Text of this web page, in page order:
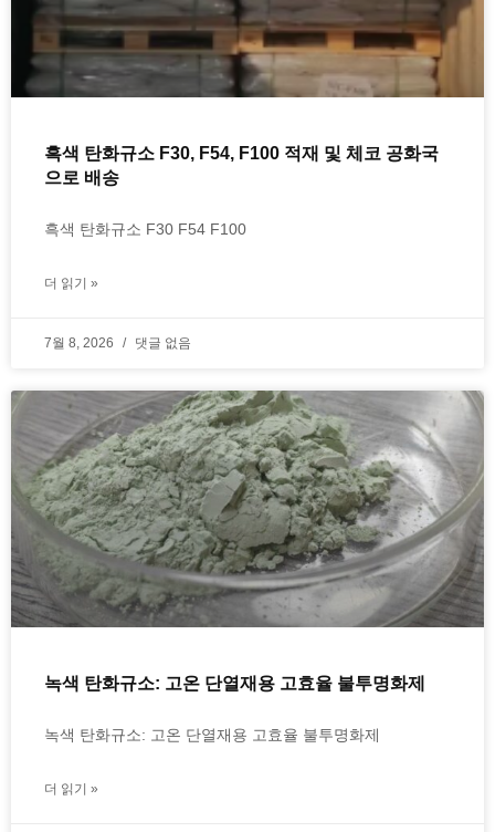
흑색 탄화규소 F30, F54, F100 적재 및 체코 공화국
으로 배송
흑색 탄화규소 F30 F54 F100
더 읽기 »
7월 8, 2026 댓글 없음
녹색 탄화규소: 고온 단열재용 고효율 불투명화제
녹색 탄화규소: 고온 단열재용 고효율 불투명화제
더 읽기 »